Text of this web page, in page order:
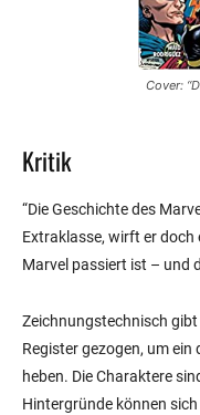
Cover:
Kritik
“Die Geschichte des
Extraklasse, wirft er doch
Marvel passiert ist – und
Zeichnungstechnisch
Register gezogen, um ein
heben. Die Charaktere
Hintergründe können